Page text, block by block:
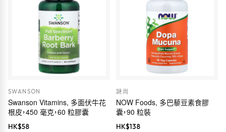
SWANSON
Swanson Vitamins, 多面伏牛花
根皮，450 毫克，60 粒膠囊
HK$58
謎尚
NOW Foods, 多巴藜豆素食膠
囊，90 粒裝
HK$138